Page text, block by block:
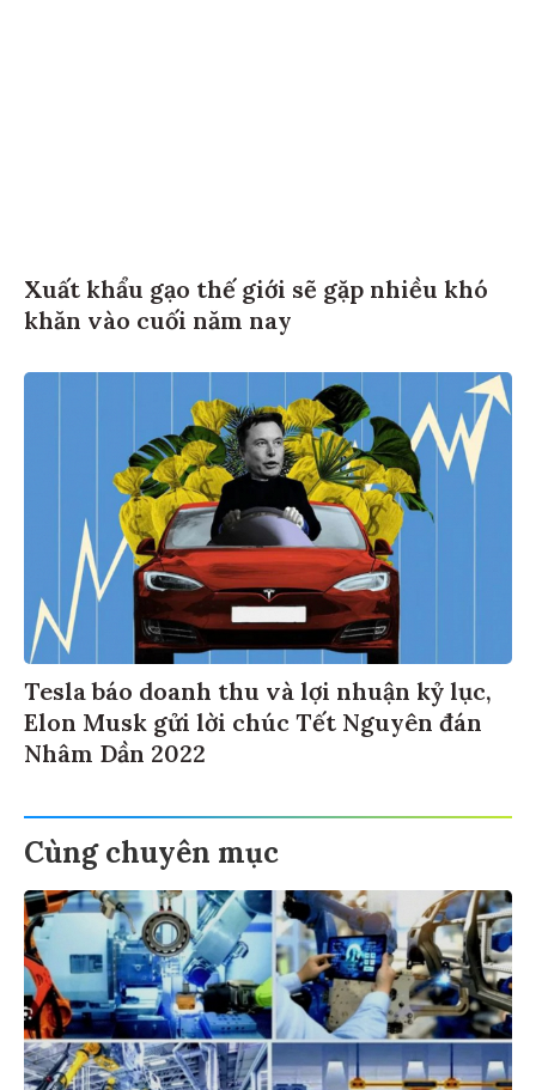
Xuất khẩu gạo thế giới sẽ gặp nhiều khó
khăn vào cuối năm nay
Tesla báo doanh thu và lợi nhuận kỷ lục,
Elon Musk gửi lời chúc Tết Nguyên đán
Nhâm Dần 2022
Cùng chuyên mục